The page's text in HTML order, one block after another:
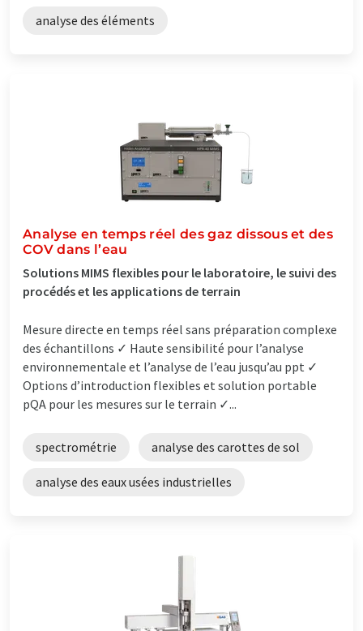
analyse des éléments
Analyse en temps réel des gaz dissous et des
COV dans l’eau
Solutions MIMS flexibles pour le laboratoire, le suivi des
procédés et les applications de terrain
Mesure directe en temps réel sans préparation complexe
des échantillons ✓ Haute sensibilité pour l’analyse
environnementale et l’analyse de l’eau jusqu’au ppt ✓
Options d’introduction flexibles et solution portable
pQA pour les mesures sur le terrain ✓...
spectrométrie analyse des carottes de sol
analyse des eaux usées industrielles